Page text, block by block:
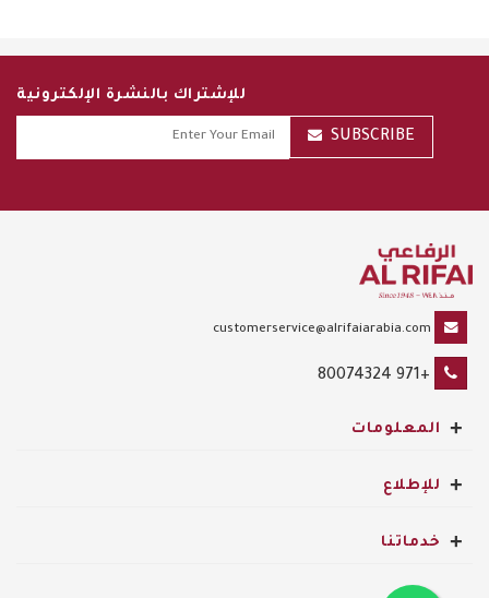
للإشتراك بالنشرة الإلكترونية
SUBSCRIBE
customerservice@alrifaiarabia.com
+971 80074324
المعلومات +
للإطلاع +
خدماتنا +